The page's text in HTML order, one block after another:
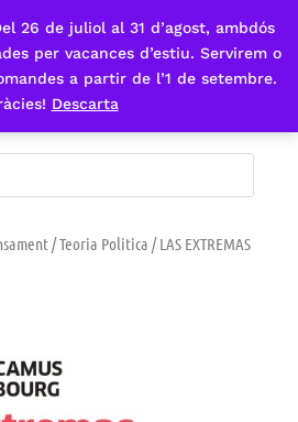
26 de juliol al 31 d’agost, ambdós
per vacances d’estiu. Servirem o
a partir de l’1 de setembre.
Descarta
/Teoria Politica / LAS EXTREMAS